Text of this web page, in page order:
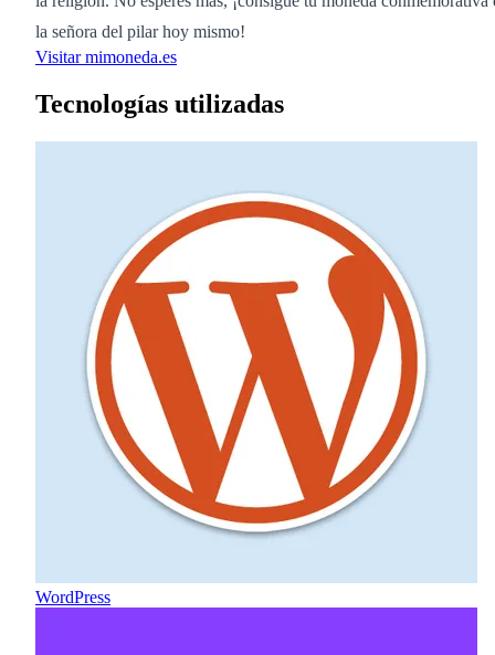
la señora del pilar hoy mismo!
Visitar mimoneda.es
Tecnologías utilizadas
WordPress